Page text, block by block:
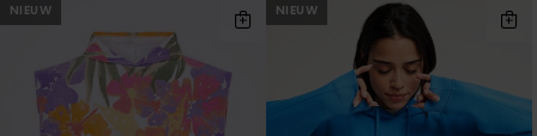
NIEUW NIEUW